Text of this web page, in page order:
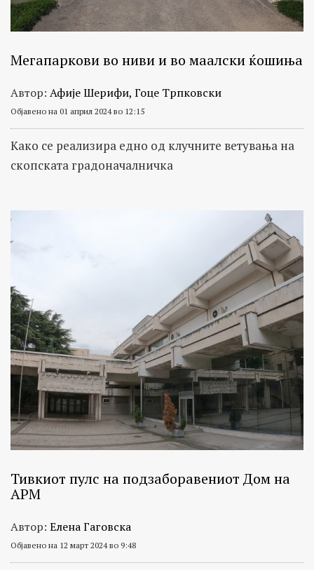
Мегапаркови во ниви и во маалски ќошиња
Автор: Афије Шерифи, Гоце Трпковски
Објавено на 01 април 2024 во 12:15
Како се реализира едно од клучните ветувања на
скопската градоначалничка
Тивкиот пулс на подзаборавениот Дом на
АРМ
Автор: Елена Гаговска
Објавено на 12 март 2024 во 9:48